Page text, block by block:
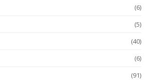
(6)
(5)
(40)
(6)
(91)